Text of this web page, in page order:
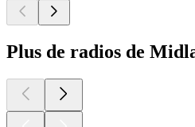
Plus de radios de